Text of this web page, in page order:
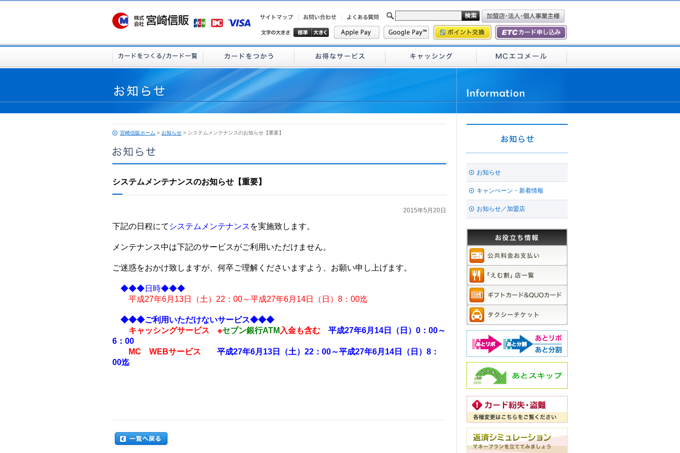
宮崎信販ホーム > お知らせ > システムメンテナンスのお知らせ【重要】
システムメンテナンスのお知らせ【重要】
2015年5月20日
下記の日程にて システムメンテナンス を実施致します。
メンテナンス中は下記のサービスがご利用いただけません。
ご迷惑をおかけ致しますが、何卒ご理解くださいますよう、お願い申し上げます。
◆◆◆日時◆◆◆
平成27年6月13日（土）22：00～平成27年6月14日（日）8：00迄
◆◆◆ご利用いただけないサービス◆◆◆
キャッシングサービス ※セブン銀行ATM 入金も含む 平成27年6月14日（日）0：00～
6：00
MC WEBサービス 平成27年6月13日（土）22：00～平成27年6月14日（日）8：
00迄
お知らせ
キャンぺーン・新着情報
お知らせ／加盟店